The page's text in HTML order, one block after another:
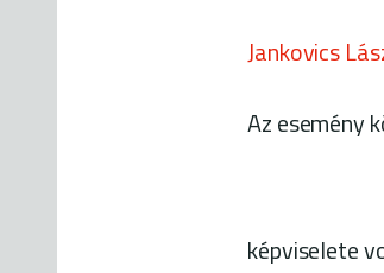
Jankovics
Az esemény
képviselete